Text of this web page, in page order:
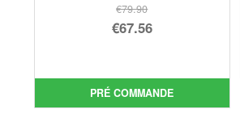
€79.90
Le
était :
€79.90.
€67.56
actuel
est :
PRÉ COMMANDE